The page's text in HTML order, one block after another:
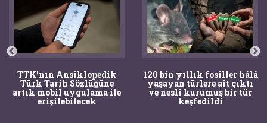
TTK'nın Ansiklopedik
Türk Tarih Sözlüğüne
artık mobil uygulama ile
erişilebilecek
120 bin yıllık fosiller hâlâ
yaşayan türlere ait çıktı
ve nesli kurumuş bir tür
keşfedildi